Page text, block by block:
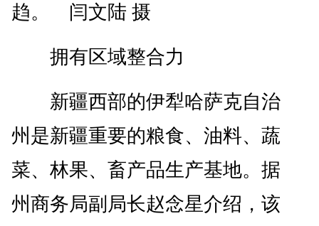
趋。 闫文陆 摄
拥有区域整合力
新疆西部的伊犁哈萨克自治
州是新疆重要的粮食、油料、蔬
菜、林果、畜产品生产基地。据
州商务局副局长赵念星介绍，该